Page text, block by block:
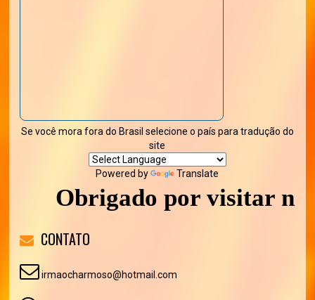
Se você mora fora do Brasil selecione o país para tradução do
site
Powered by Translate
Obrigado por visitar
CONTATO
irmaocharmoso@hotmail.com